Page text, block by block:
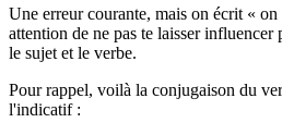
Une erreur courante, mais on écrit « on
attention de ne pas te laisser
le sujet et le verbe.
Pour rappel, voilà la conjugaison du
l'indicatif :